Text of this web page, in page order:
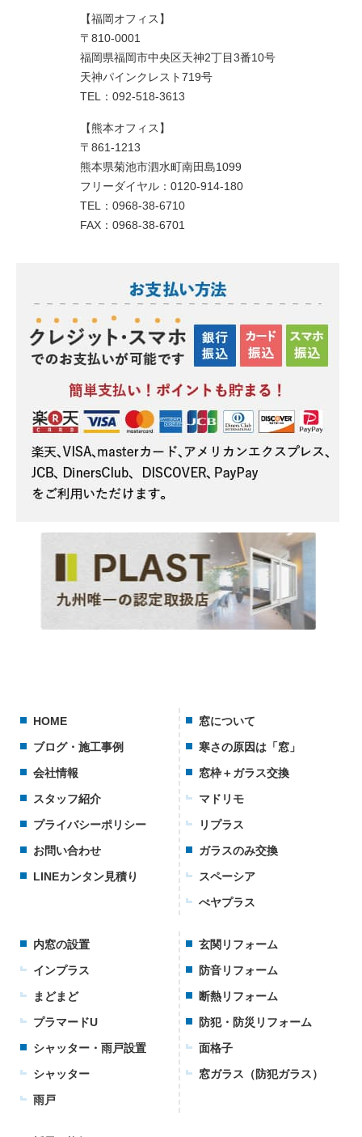
【福岡オフィス】
〒810-0001
福岡県福岡市中央区天神2丁目3番10号
天神パインクレスト719号
TEL：092-518-3613
【熊本オフィス】
〒861-1213
熊本県菊池市泗水町南田島1099
フリーダイヤル：0120-914-180
TEL：0968-38-6710
FAX：0968-38-6701
HOME
ブログ・施工事例
会社情報
スタッフ紹介
プライバシーポリシー
お問い合わせ
LINEカンタン見積り
窓について
寒さの原因は「窓」
窓枠＋ガラス交換
マドリモ
リプラス
ガラスのみ交換
スペーシア
ぺヤプラス
内窓の設置
インプラス
まどまど
プラマードU
シャッター・雨戸設置
シャッター
雨戸
玄関リフォーム
防音リフォーム
断熱リフォーム
防犯・防災リフォーム
面格子
窓ガラス（防犯ガラス）